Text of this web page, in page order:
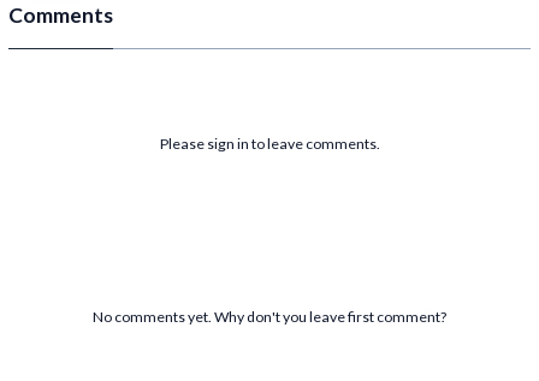
Comments
Please sign in to leave comments.
No comments yet. Why don't you leave first comment?